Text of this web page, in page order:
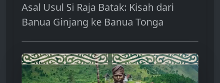
Asal Usul Si Raja Batak: Kisah dari
Banua Ginjang ke Banua Tonga